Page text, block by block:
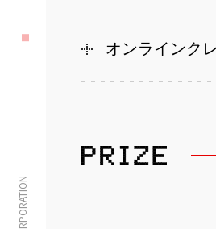
オンラインク